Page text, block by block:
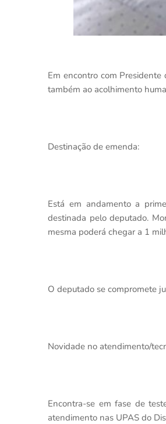
Em encontro com Presidente
também ao acolhimento
Destinação de emenda:
Está em andamento a
destinada pelo deputado.
mesma poderá chegar a 1
O deputado se compromete
Novidade no atendimento/
Encontra-se em fase de
atendimento nas UPAS do